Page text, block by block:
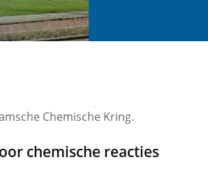
Chemische Kring.
chemische reacties